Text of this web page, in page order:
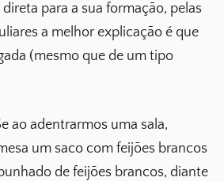
para a sua formação, pelas
a melhor explicação é que
(mesmo que de um tipo
ao adentrarmos uma sala,
um saco com feijões brancos
de feijões brancos, diante